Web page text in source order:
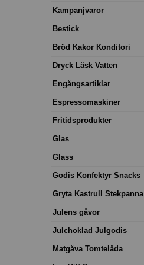
Kampanjvaror
Bestick
Bröd Kakor Konditori
Dryck Läsk Vatten
Engångsartiklar
Espressomaskiner
Fritidsprodukter
Glas
Glass
Godis Konfektyr Snacks
Gryta Kastrull Stekpanna
Julens gåvor
Julchoklad Julgodis
Matgåva Tomtelåda